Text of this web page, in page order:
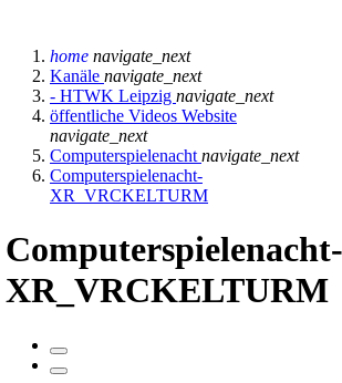
home navigate_next
Kanäle navigate_next
- HTWK Leipzig navigate_next
öffentliche Videos Website
navigate_next
Computerspielenacht navigate_next
Computerspielenacht-
XR_VRCKELTURM
Computerspielenacht-
XR_VRCKELTURM